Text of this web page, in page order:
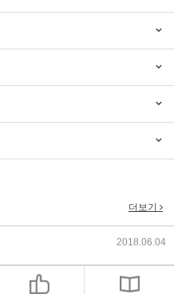
더보기
2018.06.04
2018.04.10
2018.04.10